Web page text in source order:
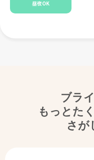
昼夜OK
ブラ
もっとた
さが